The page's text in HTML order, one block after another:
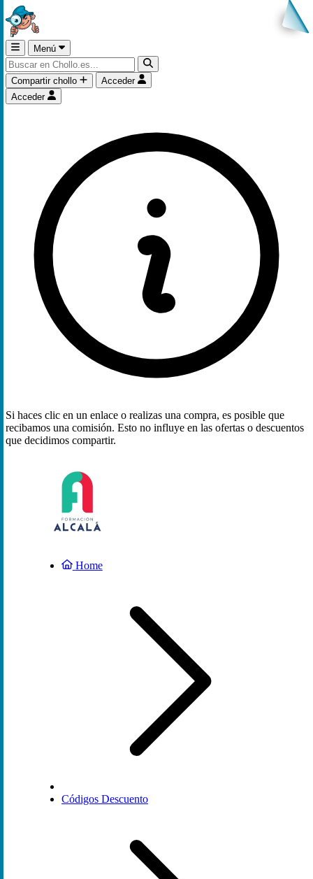
Menú
Compartir chollo
Acceder
Acceder
Si haces clic en un enlace o realizas una compra, es posible que
recibamos una comisión. Esto no influye en las ofertas o descuentos
que decidimos compartir.
Home
Códigos Descuento